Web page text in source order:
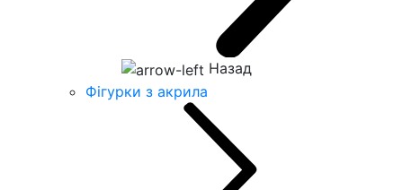
Назад
Фігурки з акрила